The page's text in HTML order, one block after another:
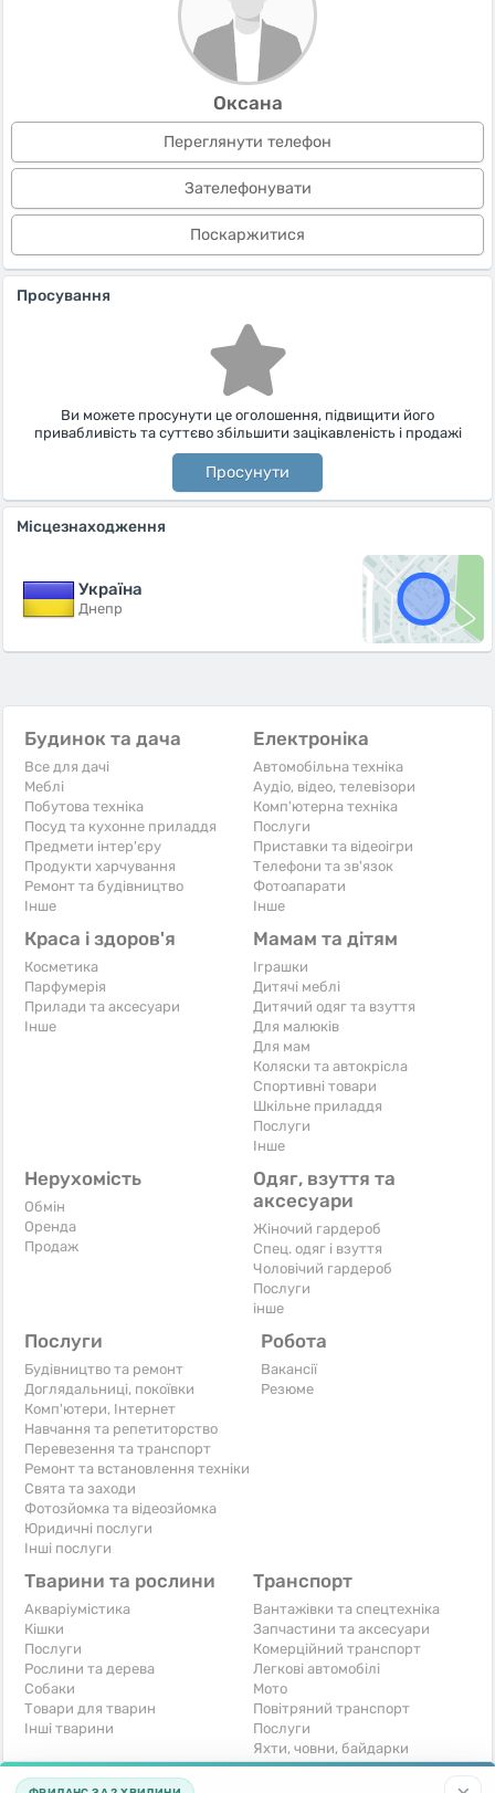
Оксана
Переглянути телефон
Зателефонувати
Поскаржитися
Просування
Ви можете просунути це оголошення, підвищити його
привабливість та суттєво збільшити зацікавленість і продажі
Просунути
Місцезнаходження
Україна
Днепр
Будинок та дача
Все для дачі
Меблі
Побутова техніка
Посуд та кухонне приладдя
Предмети інтер'єру
Продукти харчування
Ремонт та будівництво
Iнше
Електроніка
Автомобільна техніка
Аудіо, відео, телевізори
Комп'ютерна техніка
Послуги
Приставки та відеоігри
Телефони та зв'язок
Фотоапарати
Iнше
Краса і здоров'я
Косметика
Парфумерія
Прилади та аксесуари
Iнше
Мамам та дітям
Іграшки
Дитячі меблі
Дитячий одяг та взуття
Для малюків
Для мам
Коляски та автокрісла
Спортивні товари
Шкільне приладдя
Послуги
Iнше
Нерухомість
Обмін
Оренда
Продаж
Одяг, взуття та
аксесуари
Жіночий гардероб
Спец. одяг і взуття
Чоловічий гардероб
Послуги
інше
Послуги
Будівництво та ремонт
Доглядальниці, покоївки
Комп'ютери, Інтернет
Навчання та репетиторство
Перевезення та транспорт
Ремонт та встановлення техніки
Свята та заходи
Фотозйомка та відеозйомка
Юридичні послуги
Інші послуги
Робота
Вакансії
Резюме
Тварини та рослини
Акваріумістика
Кішки
Послуги
Рослини та дерева
Собаки
Товари для тварин
Інші тварини
Транспорт
Вантажівки та спецтехніка
Запчастини та аксесуари
Комерційний транспорт
Легкові автомобілі
Мото
Повітряний транспорт
Послуги
Яхти, човни, байдарки
Інші транспортні засоби